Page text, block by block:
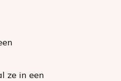
ze in een